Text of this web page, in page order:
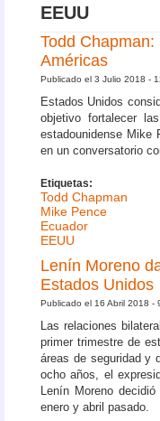
EEUU
Todd
Américas
Publicado el 3 Julio 2018 -
Estados Unidos
objetivo fortalecer
estadounidense Mike
en un conversatorio
Etiquetas:
Todd Chapman
Mike Pence
Ecuador
EEUU
Lenín Moreno
Estados Unidos
Publicado el 16 Abril 2018 -
Las relaciones
primer trimestre de
áreas de seguridad y
ocho años, el
Lenín Moreno
enero y abril pasado.